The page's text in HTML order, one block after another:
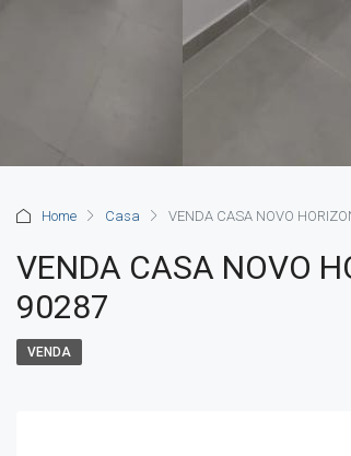
Home Casa VENDA CASA NOVO
VENDA CASA NOVO
90287
VENDA